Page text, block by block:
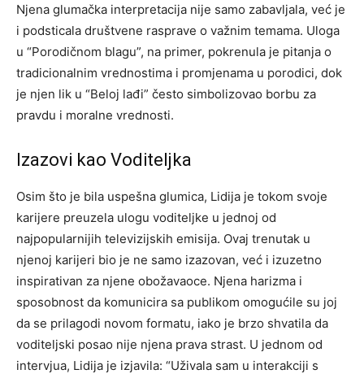
Njena glumačka interpretacija nije samo zabavljala, već je
i podsticala društvene rasprave o važnim temama. Uloga
u “Porodičnom blagu”, na primer, pokrenula je pitanja o
tradicionalnim vrednostima i promjenama u porodici, dok
je njen lik u “Beloj lađi” često simbolizovao borbu za
pravdu i moralne vrednosti.
Izazovi kao Voditeljka
Osim što je bila uspešna glumica, Lidija je tokom svoje
karijere preuzela ulogu voditeljke u jednoj od
najpopularnijih televizijskih emisija. Ovaj trenutak u
njenoj karijeri bio je ne samo izazovan, već i izuzetno
inspirativan za njene obožavaoce. Njena harizma i
sposobnost da komunicira sa publikom omogućile su joj
da se prilagodi novom formatu, iako je brzo shvatila da
voditeljski posao nije njena prava strast. U jednom od
intervjua, Lidija je izjavila: “Uživala sam u interakciji s